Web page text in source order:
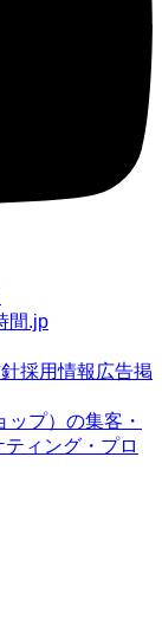
採用情報 広告掲
プ）の集客・
ィング・プロ